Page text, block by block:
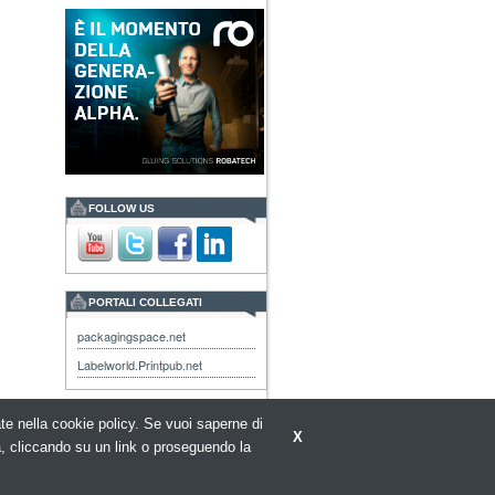
FOLLOW US
PORTALI COLLEGATI
packagingspace.net
Labelworld.Printpub.net
X
nella cookie policy. Se vuoi saperne di
cliccando su un link o proseguendo la